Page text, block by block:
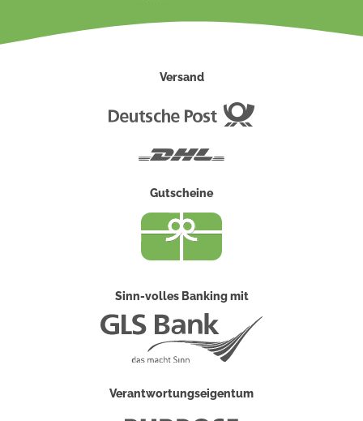
Versand
Gutscheine
Sinn-volles Banking mit
Verantwortungseigentum